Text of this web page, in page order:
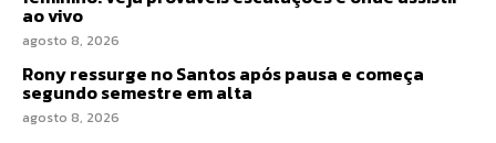
ao vivo
agosto 8, 2026
Rony ressurge no Santos após pausa e começa
segundo semestre em alta
agosto 8, 2026